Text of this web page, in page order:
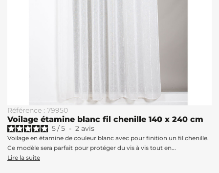
Référence : 79950
Voilage étamine blanc fil chenille 140 x 240 cm
5/5 - 2 avis
Voilage en étamine de couleur blanc avec pour finition un fil chenille.
Ce modèle sera parfait pour protéger du vis à vis tout en...
Lire la suite